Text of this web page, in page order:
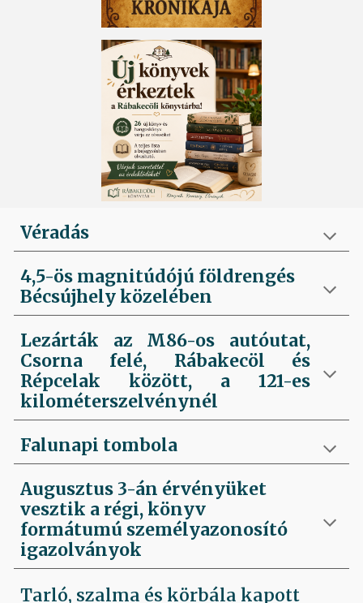
Véradás
4,5-ös magnitúdójú földrengés
Bécsújhely közelében
Lezárták az M86-os autóutat,
Csorna felé, Rábakecöl és
Répcelak között, a 121-es
kilométerszelvénynél
Falunapi tombola
Augusztus 3-án érvényüket
vesztik a régi, könyv
formátumú személyazonosító
igazolványok
Tarló, szalma és körbála kapott